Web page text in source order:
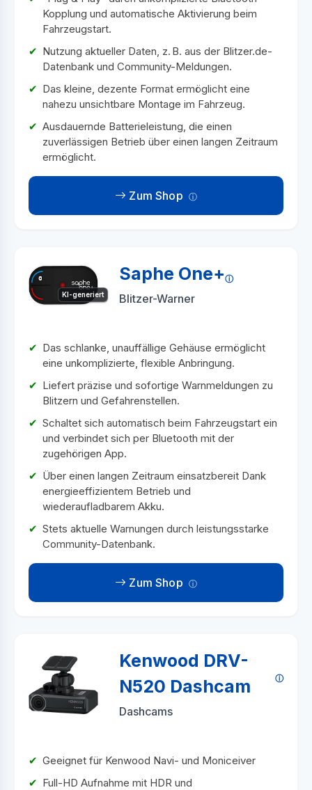
Kopplung und automatische Aktivierung beim
Fahrzeugstart.
Nutzung aktueller Daten, z. B. aus der Blitzer.de-
Datenbank und Community-Meldungen.
Das kleine, dezente Format ermöglicht eine
nahezu unsichtbare Montage im Fahrzeug.
Ausdauernde Batterieleistung, die einen
zuverlässigen Betrieb über einen langen Zeitraum
ermöglicht.
Zum Shop
KI-generiert
Saphe One+
Blitzer-Warner
Das schlanke, unauffällige Gehäuse ermöglicht
eine unkomplizierte, flexible Anbringung.
Liefert präzise und sofortige Warnmeldungen zu
Blitzern und Gefahrenstellen.
Schaltet sich automatisch beim Fahrzeugstart ein
und verbindet sich per Bluetooth mit der
zugehörigen App.
Über einen langen Zeitraum einsatzbereit Dank
energieeffizientem Betrieb und
wiederaufladbarem Akku.
Stets aktuelle Warnungen durch leistungsstarke
Community-Datenbank.
Zum Shop
Kenwood DRV-
N520 Dashcam
Dashcams
Geeignet für Kenwood Navi- und Moniceiver
Full-HD Aufnahme mit HDR und